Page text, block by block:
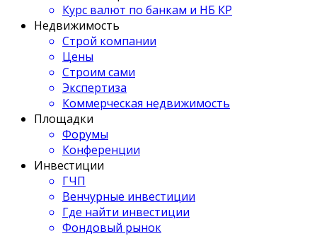
Курс валют по банкам и НБ КР
Недвижимость
Строй компании
Цены
Строим сами
Экспертиза
Коммерческая недвижимость
Площадки
Форумы
Конференции
Инвестиции
ГЧП
Венчурные инвестиции
Где найти инвестиции
Фондовый рынок